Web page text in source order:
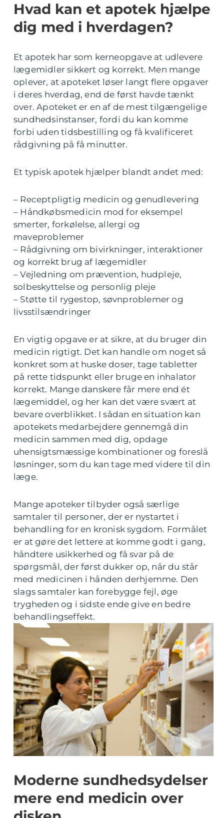
Hvad kan et apotek hjælpe
dig med i hverdagen?
Et apotek har som kerneopgave at udlevere
lægemidler sikkert og korrekt. Men mange
oplever, at apoteket løser langt flere opgaver
i deres hverdag, end de først havde tænkt
over. Apoteket er en af de mest tilgængelige
sundhedsinstanser, fordi du kan komme
forbi uden tidsbestilling og få kvalificeret
rådgivning på få minutter.
Et typisk apotek hjælper blandt andet med:
– Receptpligtig medicin og genudlevering
– Håndkøbsmedicin mod for eksempel
smerter, forkølelse, allergi og
maveproblemer
– Rådgivning om bivirkninger, interaktioner
og korrekt brug af lægemidler
– Vejledning om prævention, hudpleje,
solbeskyttelse og personlig pleje
– Støtte til rygestop, søvnproblemer og
livsstilsændringer
En vigtig opgave er at sikre, at du bruger din
medicin rigtigt. Det kan handle om noget så
konkret som at huske doser, tage tabletter
på rette tidspunkt eller bruge en inhalator
korrekt. Mange danskere får mere end ét
lægemiddel, og her kan det være svært at
bevare overblikket. I sådan en situation kan
apotekets medarbejdere gennemgå din
medicin sammen med dig, opdage
uhensigtsmæssige kombinationer og foreslå
løsninger, som du kan tage med videre til din
læge.
Mange apoteker tilbyder også særlige
samtaler til personer, der er nystartet i
behandling for en kronisk sygdom. Formålet
er at gøre det lettere at komme godt i gang,
håndtere usikkerhed og få svar på de
spørgsmål, der først dukker op, når du står
med medicinen i hånden derhjemme. Den
slags samtaler kan forebygge fejl, øge
trygheden og i sidste ende give en bedre
behandlingseffekt.
Moderne sundhedsydelser
mere end medicin over